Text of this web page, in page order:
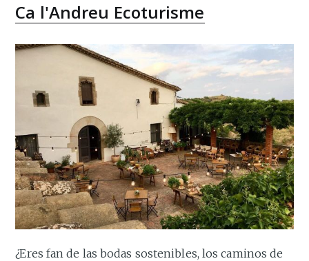
Ca l'Andreu Ecoturisme
¿Eres fan de las bodas sostenibles, los caminos de